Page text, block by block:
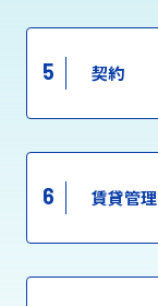
5 契約
6 賃貸管理